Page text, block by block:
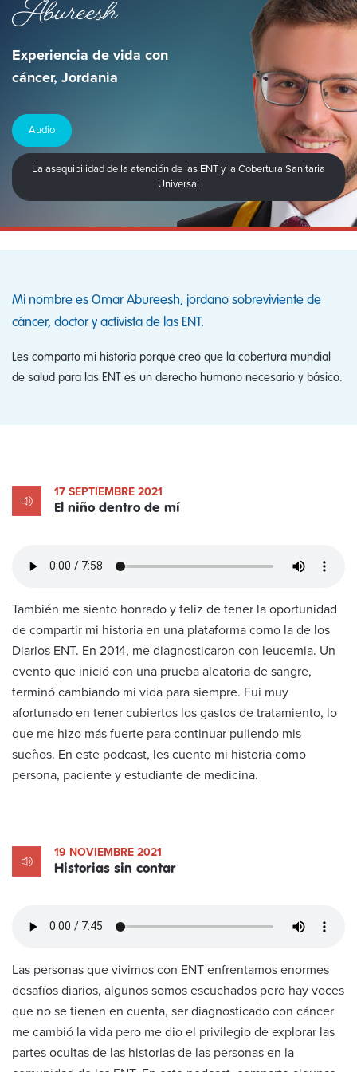
Abureesh
Experiencia de vida con
cáncer, Jordania
Audio
La asequibilidad de la atención de las ENT y la Cobertura Sanitaria
Universal
Mi nombre es Omar Abureesh, jordano sobreviviente de
cáncer, doctor y activista de las ENT.
Les comparto mi historia porque creo que la cobertura mundial
de salud para las ENT es un derecho humano necesario y básico.
17 SEPTIEMBRE 2021
El niño dentro de mí
También me siento honrado y feliz de tener la oportunidad
de compartir mi historia en una plataforma como la de los
Diarios ENT. En 2014, me diagnosticaron con leucemia. Un
evento que inició con una prueba aleatoria de sangre,
terminó cambiando mi vida para siempre. Fui muy
afortunado en tener cubiertos los gastos de tratamiento, lo
que me hizo más fuerte para continuar puliendo mis
sueños. En este podcast, les cuento mi historia como
persona, paciente y estudiante de medicina.
19 NOVIEMBRE 2021
Historias sin contar
Las personas que vivimos con ENT enfrentamos enormes
desafíos diarios, algunos somos escuchados pero hay voces
que no se tienen en cuenta, ser diagnosticado con cáncer
me cambió la vida pero me dio el privilegio de explorar las
partes ocultas de las historias de las personas en la